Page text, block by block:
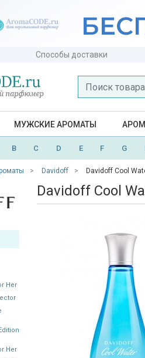
Способы доставки
МУЖСКИЕ АРОМАТЫ
B C D E F G
Davidoff Davidoff Cool
Her
Her
Davidoff Cool